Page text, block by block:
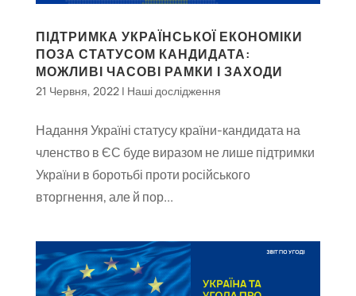
ПІДТРИМКА УКРАЇНСЬКОЇ ЕКОНОМІКИ
ПОЗА СТАТУСОМ КАНДИДАТА:
МОЖЛИВІ ЧАСОВІ РАМКИ І ЗАХОДИ
21 Червня, 2022| Наші дослідження
Надання Україні статусу країни-кандидата на
членство в ЄС буде виразом не лише підтримки
України в боротьбі проти російського
вторгнення, але й пор...